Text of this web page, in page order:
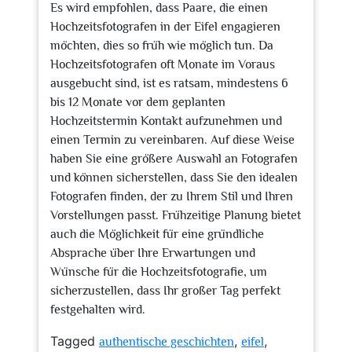
Es wird empfohlen, dass Paare, die einen
Hochzeitsfotografen in der Eifel engagieren
möchten, dies so früh wie möglich tun. Da
Hochzeitsfotografen oft Monate im Voraus
ausgebucht sind, ist es ratsam, mindestens 6
bis 12 Monate vor dem geplanten
Hochzeitstermin Kontakt aufzunehmen und
einen Termin zu vereinbaren. Auf diese Weise
haben Sie eine größere Auswahl an Fotografen
und können sicherstellen, dass Sie den idealen
Fotografen finden, der zu Ihrem Stil und Ihren
Vorstellungen passt. Frühzeitige Planung bietet
auch die Möglichkeit für eine gründliche
Absprache über Ihre Erwartungen und
Wünsche für die Hochzeitsfotografie, um
sicherzustellen, dass Ihr großer Tag perfekt
festgehalten wird.
Tagged authentische geschichten, eifel,